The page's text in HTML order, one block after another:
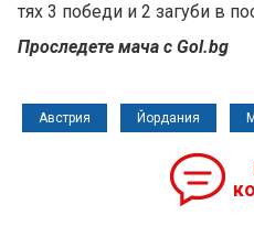
тях 3 победи и 2 загуби в
Проследете мача с Gol.bg
Австрия Йордания